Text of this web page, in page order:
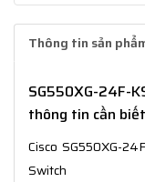
Thông tin sản
SG550XG-24F-
thông tin cần biết
Cisco SG550XG-
Switch